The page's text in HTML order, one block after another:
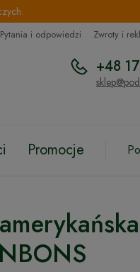
Pytania i odpowiedzi Zwroty i
+48
Promocje